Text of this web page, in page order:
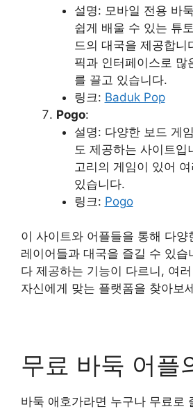
설명: 모바일 전용 바
쉽게 배울 수 있는 튜
드의 대국을 제공합니
픽과 인터페이스로 많
를 끌고 있습니다.
링크: Baduk Pop
Pogo:
설명: 다양한 보드 게
도 제공하는 사이트입
고리의 게임이 있어
있습니다.
링크: Pogo
이 사이트와 어플들을 통해 다양
레이어들과 대국을 즐길 수 있습
다 제공하는 기능이 다르니, 여
자신에게 맞는 플랫폼을 찾아보
무료 바둑 어플
바둑 애호가라면 누구나 무료로